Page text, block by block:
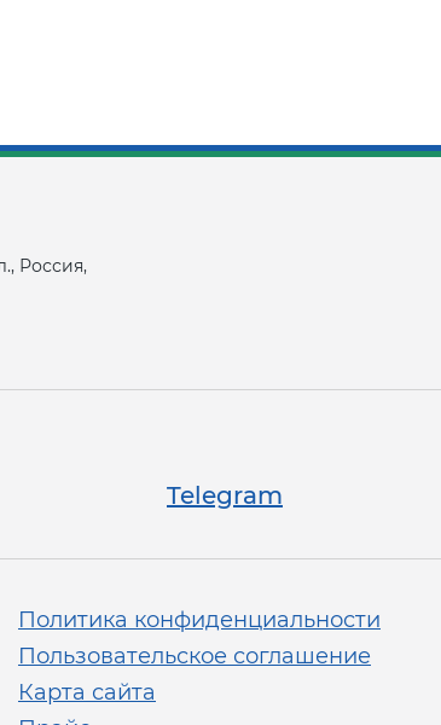
Россия,
Telegram
Политика конфиденциальности
Пользовательское соглашение
Карта сайта